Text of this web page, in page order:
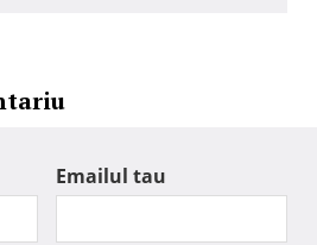
Emailul tau